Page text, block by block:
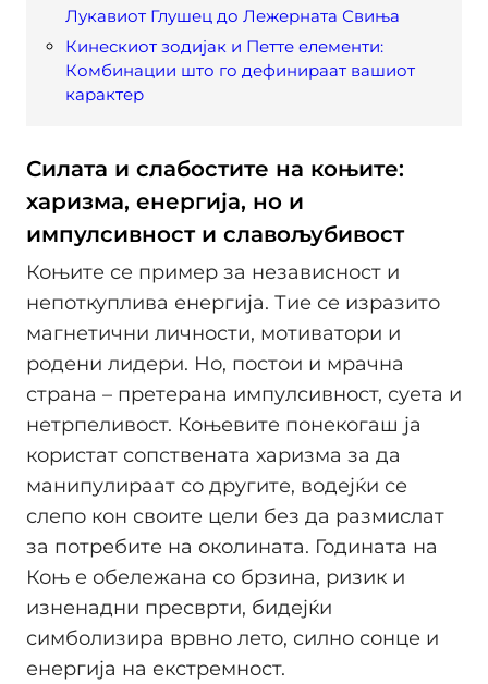
Лукавиот Глушец до Лежерната Свиња
Кинескиот зодијак и Петте елементи:
Комбинации што го дефинираат вашиот
карактер
Силата и слабостите на коњите:
харизма, енергија, но и
импулсивност и славољубивост
Коњите се пример за независност и
непоткуплива енергија. Тие се изразито
магнетични личности, мотиватори и
родени лидери. Но, постои и мрачна
страна – претерана импулсивност, суета и
нетрпеливост. Коњевите понекогаш ја
користат сопствената харизма за да
манипулираат со другите, водејќи се
слепо кон своите цели без да размислат
за потребите на околината. Годината на
Коњ е обележана со брзина, ризик и
изненадни пресврти, бидејќи
симболизира врвно лето, силно сонце и
енергија на екстремност.